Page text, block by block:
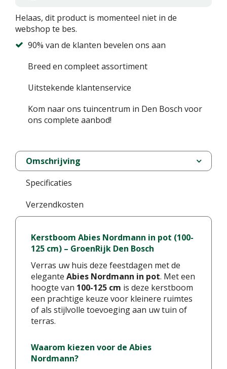
Helaas, dit product is momenteel niet in de
webshop te bes.
90% van de klanten bevelen ons aan
Breed en compleet assortiment
Uitstekende klantenservice
Kom naar ons tuincentrum in Den Bosch voor
ons complete aanbod!
Omschrijving
Specificaties
Verzendkosten
Kerstboom Abies Nordmann in pot (100-
125 cm) – GroenRijk Den Bosch
Verras uw huis deze feestdagen met de
elegante Abies Nordmann in pot. Met een
hoogte van 100-125 cm is deze kerstboom
een prachtige keuze voor kleinere ruimtes
of als stijlvolle toevoeging aan uw tuin of
terras.
Waarom kiezen voor de Abies
Nordmann?